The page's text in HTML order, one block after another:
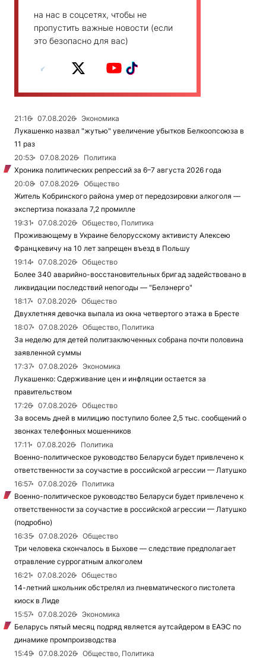
на нас в соцсетях, чтобы не
пропустить важные новости (если
это безопасно для вас)
21:16 07.08.2026
Экономика
Лукашенко назвал "жутью" увеличение убытков Белкоопсоюза в
11 раз
20:53
07.08.2026
Политика
Хроника политических репрессий за 6–7 августа 2026 года
20:08
07.08.2026
Общество
Житель Кобринского района умер от передозировки алкоголя —
экспертиза показала 7,2 промилле
19:31
07.08.2026
Общество, Политика
Проживающему в Украине белорусскому активисту Алексею
Францкевичу на 10 лет запрещен въезд в Польшу
19:14
07.08.2026
Общество
Более 340 аварийно-восстановительных бригад задействовано в
ликвидации последствий непогоды — "Белэнерго"
18:17
07.08.2026
Общество
Двухлетняя девочка выпала из окна четвертого этажа в Бресте
18:07
07.08.2026
Общество, Политика
За неделю для детей политзаключенных собрана почти половина
заявленной суммы
17:37
07.08.2026
Экономика
Лукашенко: Сдерживание цен и инфляции остается за
правительством
17:26
07.08.2026
Общество
За восемь дней в милицию поступило более 2,5 тыс. сообщений о
звонках телефонных мошенников
17:11
07.08.2026
Политика
Военно-политическое руководство Беларуси будет привлечено к
ответственности за соучастие в российской агрессии — Латушко
16:57
07.08.2026
Политика
Военно-политическое руководство Беларуси будет привлечено к
ответственности за соучастие в российской агрессии — Латушко
(подробно)
16:35
07.08.2026
Общество
Три человека скончалось в Быхове — следствие предполагает
отравление суррогатным алкоголем
16:21
07.08.2026
Общество
14-летний школьник обстрелял из пневматического пистолета
киоск в Лиде
15:57
07.08.2026
Экономика
Беларусь пятый месяц подряд является аутсайдером в ЕАЭС по
динамике промпроизводства
15:49
07.08.2026
Общество, Политика